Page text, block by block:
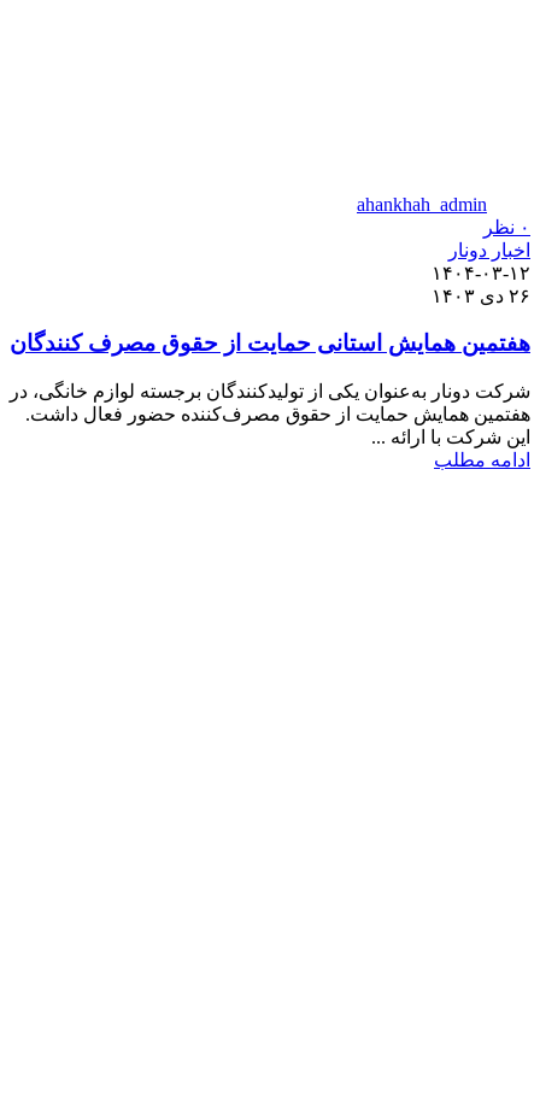
ahankhah_admin
۰ نظر
اخبار دونار
۱۴۰۴-۰۳-۱۲
۲۶ دی ۱۴۰۳
هفتمین همایش استانی حمایت از حقوق مصرف کنندگان
شرکت دونار به‌عنوان یکی از تولیدکنندگان برجسته لوازم خانگی، در
هفتمین همایش حمایت از حقوق مصرف‌کننده حضور فعال داشت.
این شرکت با ارائه ...
ادامه مطلب